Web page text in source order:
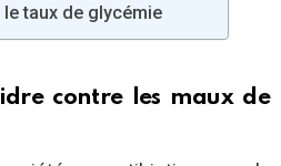
taux de glycémie
contre les maux de